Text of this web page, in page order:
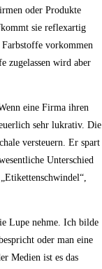
oder Produkte
sie reflexartig
Farbstoffe vorkommen
zugelassen wird aber
eine Firma ihren
sehr lukrativ. Die
versteuern. Er spart
Unterschied
Lupe nehme. Ich bilde
oder man eine
Medien ist es das